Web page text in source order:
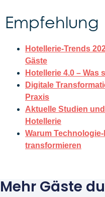
Empfehlung
Hotellerie‑Trends
Gäste
Hotellerie 4.0 – Was
Digitale
Praxis
Aktuelle Studien
Hotellerie
Warum
transformieren
Mehr Gäste